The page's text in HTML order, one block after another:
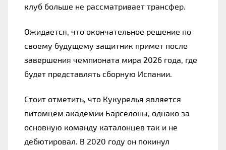
клуб больше не рассматривает трансфер.
Ожидается, что окончательное решение по
своему будущему защитник примет после
завершения чемпионата мира 2026 года, где
будет представлять сборную Испании.
Стоит отметить, что Кукурелья является
питомцем академии Барселоны, однако за
основную команду каталонцев так и не
дебютировал. В 2020 году он покинул